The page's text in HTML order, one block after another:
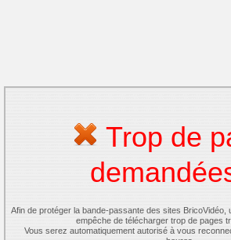
Trop de
Afin de protéger la bande-passante des sites BricoVidéo,
empêche de télécharger trop de pages
Vous serez automatiquement autorisé à vous